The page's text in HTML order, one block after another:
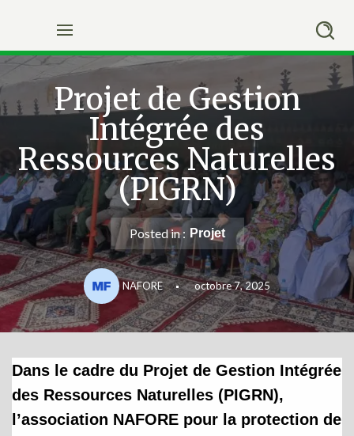
to
contentProjet de Gestion
Intégrée des
Ressources Naturelles
(PIGRN)
Posted in : Projet
NAFORE octobre 7, 2025
Dans le cadre du Projet de Gestion Intégrée
des Ressources Naturelles (PIGRN),
l’association NAFORE pour la protection de